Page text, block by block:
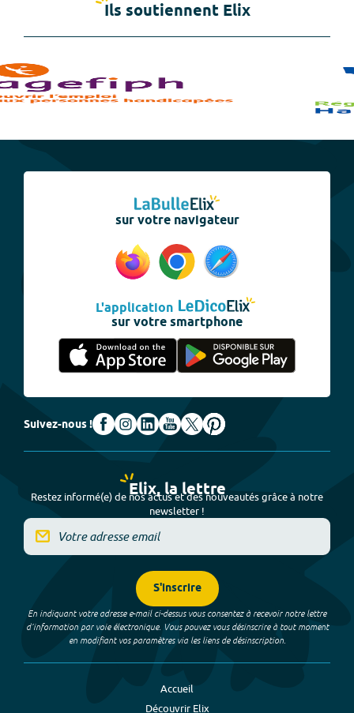
Ils soutiennent Elix
sur votre navigateur
L'application
sur votre smartphone
Suivez-nous !
Elix, la lettre
Restez informé(e) de nos actus et des nouveautés grâce à notre
newsletter !
S'inscrire
En indiquant votre adresse e-mail ci-dessus vous consentez à recevoir notre lettre
d’information par voie électronique. Vous pouvez vous désinscrire à tout moment
en modifiant vos paramètres via les liens de désinscription.
Accueil
Découvrir Elix